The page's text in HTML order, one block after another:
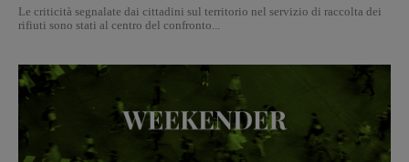
Le criticità segnalate dai cittadini sul territorio nel servizio di raccolta dei
rifiuti sono stati al centro del confronto...